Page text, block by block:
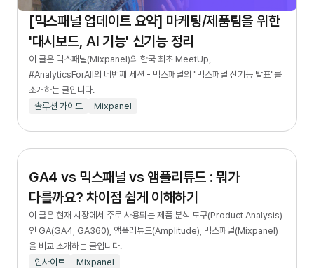
[믹스패널 업데이트 요약] 마케팅/제품팀을 위한
'대시보드, AI 기능' 신기능 정리
이 글은 믹스패널(Mixpanel)의 한국 최초 MeetUp,
#AnalyticsForAll의 네번째 세션 - 믹스패널의 "믹스패널 신기능 발표"를
소개하는 글입니다.
솔루션 가이드
Mixpanel
GA4 vs 믹스패널 vs 앰플리튜드 : 뭐가
다를까요? 차이점 쉽게 이해하기
이 글은 현재 시장에서 주로 사용되는 제품 분석 도구(Product Analysis)
인 GA(GA4, GA360), 앰플리튜드(Amplitude), 믹스패널(Mixpanel)
을 비교 소개하는 글입니다.
인사이트
Mixpanel